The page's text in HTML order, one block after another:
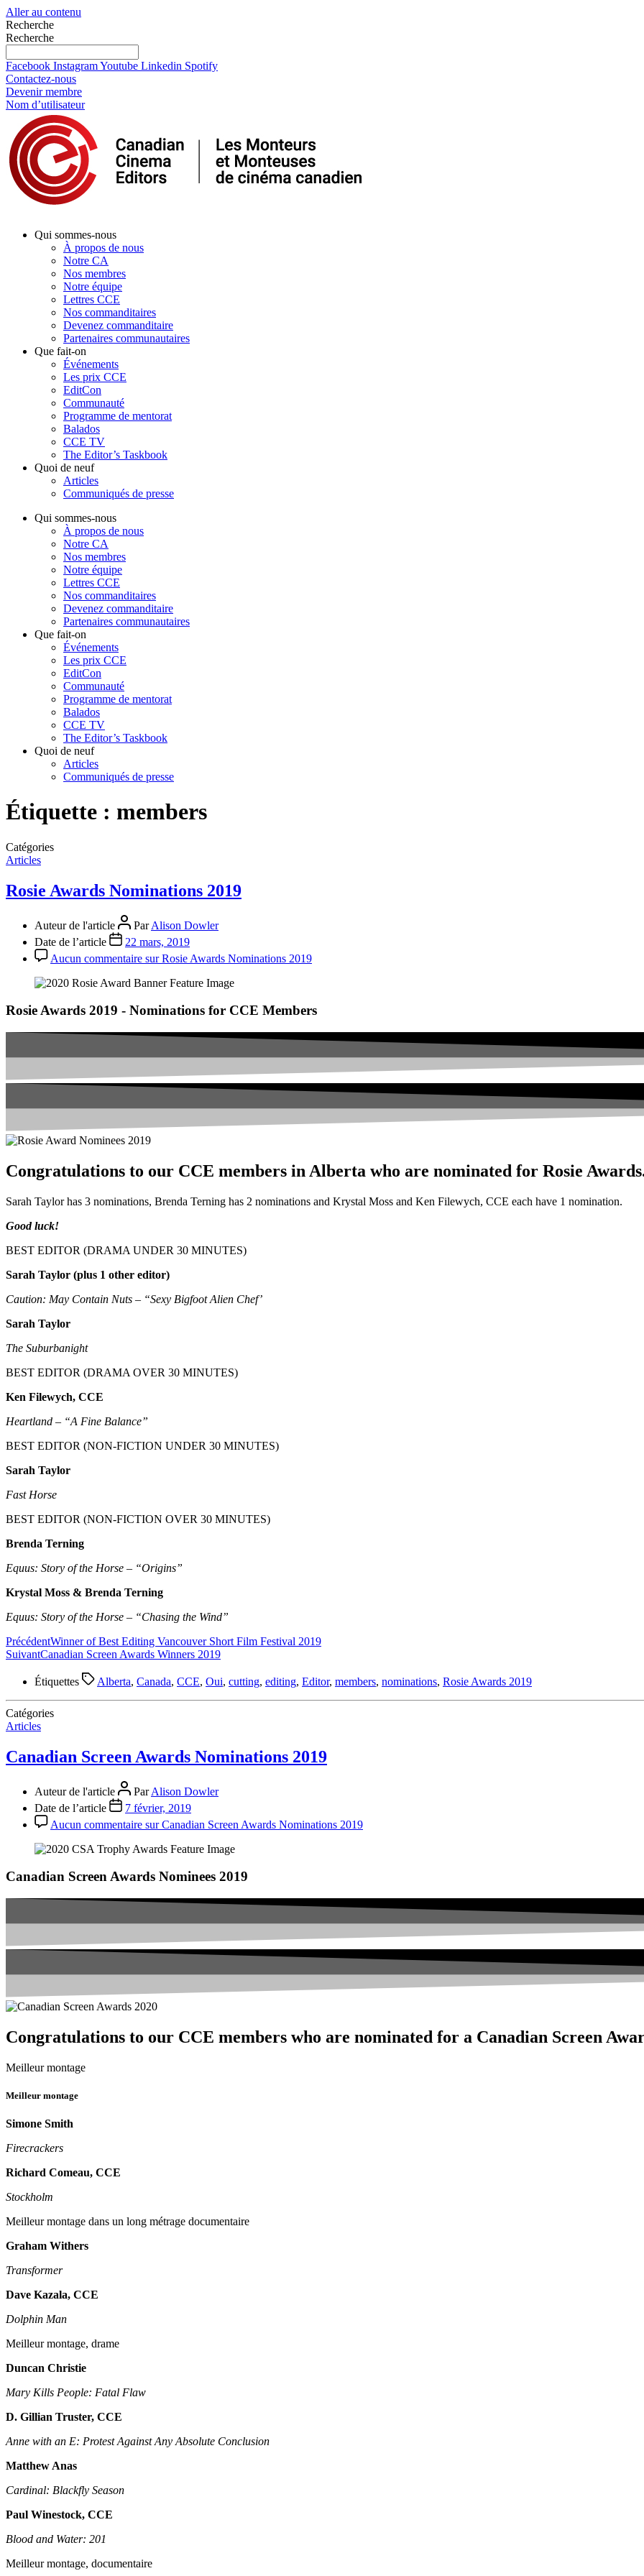
Aller au contenu
Recherche
Recherche
Facebook InstagramYoutube Linkedin Spotify
Contactez-nous
Devenir membre
Nom d’utilisateur
Qui sommes-nous
À propos de nous
Notre CA
Nos membres
Notre équipe
Lettres CCE
Nos commanditaires
Devenez commanditaire
Partenaires communautaires
Que fait-on
Événements
Les prix CCE
EditCon
Communauté
Programme de mentorat
Balados
CCE TV
The Editor’s Taskbook
Quoi de neuf
Articles
Communiqués de presse
Qui sommes-nous
À propos de nous
Notre CA
Nos membres
Notre équipe
Lettres CCE
Nos commanditaires
Devenez commanditaire
Partenaires communautaires
Que fait-on
Événements
Les prix CCE
EditCon
Communauté
Programme de mentorat
Balados
CCE TV
The Editor’s Taskbook
Quoi de neuf
Articles
Communiqués de presse
Étiquette : members
Catégories
Articles
Rosie Awards Nominations 2019
Auteur de l'article ParAlison Dowler
Date de l’article
22 mars, 2019
Aucun commentaire sur Rosie Awards Nominations 2019
Rosie Awards 2019 - Nominations for CCE Members
Congratulations to our CCE members in Alberta who are nominated for Rosie
Sarah Taylor has 3 nominations, Brenda Terning has 2 nominations and Krystal Moss and Ken Filewych, CCE each have 1 nomination.
Good luck!
BEST EDITOR (DRAMA UNDER 30 MINUTES)
Sarah Taylor (plus 1 other editor)
Caution: May Contain Nuts – “Sexy Bigfoot Alien Chef’
Sarah Taylor
The Suburbanight
BEST EDITOR (DRAMA OVER 30 MINUTES)
Ken Filewych, CCE
Heartland – “A Fine Balance”
BEST EDITOR (NON-FICTION UNDER 30 MINUTES)
Sarah Taylor
Fast Horse
BEST EDITOR (NON-FICTION OVER 30 MINUTES)
Brenda Terning
Equus: Story of the Horse – “Origins”
Krystal Moss & Brenda Terning
Equus: Story of the Horse – “Chasing the Wind”
PrécédentWinner of Best Editing Vancouver Short Film Festival 2019
SuivantCanadian Screen Awards Winners 2019
Étiquettes Alberta, Canada, CCE, Oui, cutting, editing, Editor, members, nominations, Rosie Awards 2019
Catégories
Articles
Canadian Screen Awards Nominations 2019
Auteur de l'article ParAlison Dowler
Date de l’article
7 février, 2019
Aucun commentaire sur Canadian Screen Awards Nominations 2019
Canadian Screen Awards Nominees 2019
Congratulations to our CCE members who are nominated for a Canadian Screen
Meilleur montage
Meilleur montage
Simone Smith
Firecrackers
Richard Comeau, CCE
Stockholm
Meilleur montage dans un long métrage documentaire
Graham Withers
Transformer
Dave Kazala, CCE
Dolphin Man
Meilleur montage, drame
Duncan Christie
Mary Kills People: Fatal Flaw
D. Gillian Truster, CCE
Anne with an E: Protest Against Any Absolute Conclusion
Matthew Anas
Cardinal: Blackfly Season
Paul Winestock, CCE
Blood and Water: 201
Meilleur montage, documentaire